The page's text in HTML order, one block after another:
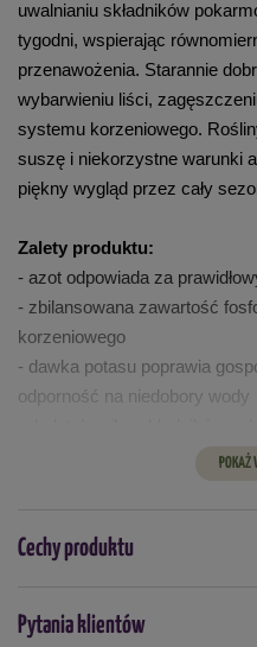
uwalnianiu składników
tygodni, wspierając
przenawożenia. Starannie
wybarwieniu liści,
systemu korzeniowego.
suszę i niekorzystne warunki
piękny wygląd przez cały
Zalety produktu:
- azot odpowiada za
- zbilansowana zawartość
korzeniowego
- dawka potasu poprawia
odporność na niedobory wody
zapewnia zdrową i soczystą
- dwufazowe uwalnianie
Stosowanie:
- Rośliny już kwitnące - 30g /
POKAŻ
Cechy produktu
Symbol
4008398838478
Pytania klientów